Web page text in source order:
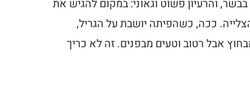
והרעיון פשוט וגאוני: במקום להגיש את
ככה, כשהפיתה יושבת על הגריל,
אבל רטוב וטעים מבפנים. זה לא כריך